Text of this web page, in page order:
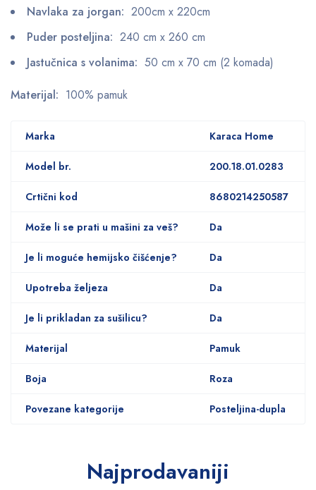
Navlaka za jorgan: 200cm x 220cm
Puder posteljina: 240 cm x 260 cm
Jastučnica s volanima: 50 cm x 70 cm (2 komada)
Materijal: 100% pamuk
Marka Karaca Home
Model br. 200.18.01.0283
Crtični kod 8680214250587
Može li se prati u mašini za veš? Da
Je li moguće hemijsko čišćenje? Da
Upotreba željeza Da
Je li prikladan za sušilicu? Da
Materijal Pamuk
Boja Roza
Povezane kategorije Posteljina-dupla
Najprodavaniji